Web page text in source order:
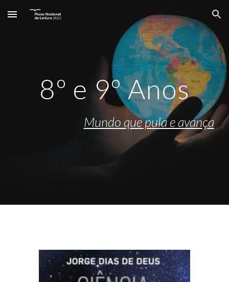
Skip to main content Skip to navigation
8º e 9º Anos
Mundo que pula e avança